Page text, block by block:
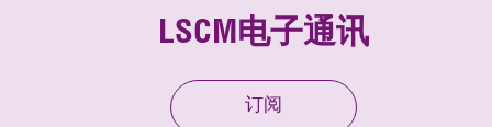
LSCM电子通讯
订阅